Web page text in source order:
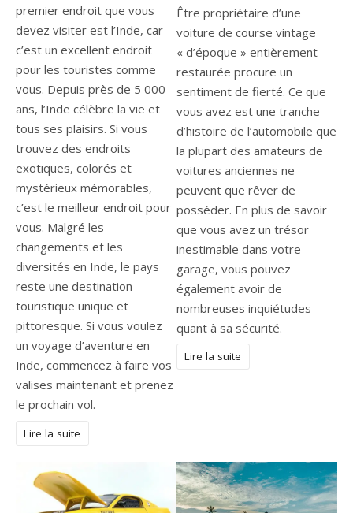
premier endroit que vous
devez visiter est l’Inde, car
c’est un excellent endroit
pour les touristes comme
vous. Depuis près de 5 000
ans, l’Inde célèbre la vie et
tous ses plaisirs. Si vous
trouvez des endroits
exotiques, colorés et
mystérieux mémorables,
c’est le meilleur endroit pour
vous. Malgré les
changements et les
diversités en Inde, le pays
reste une destination
touristique unique et
pittoresque. Si vous voulez
un voyage d’aventure en
Inde, commencez à faire vos
valises maintenant et prenez
le prochain vol.
Lire la suite
Être propriétaire d’une
voiture de course vintage
« d’époque » entièrement
restaurée procure un
sentiment de fierté. Ce que
vous avez est une tranche
d’histoire de l’automobile que
la plupart des amateurs de
voitures anciennes ne
peuvent que rêver de
posséder. En plus de savoir
que vous avez un trésor
inestimable dans votre
garage, vous pouvez
également avoir de
nombreuses inquiétudes
quant à sa sécurité.
Lire la suite